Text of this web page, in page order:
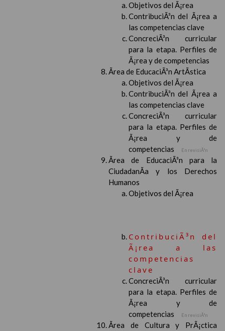
Objetivos del Ã¡rea
ContribuciÃ³n del Ã¡rea a
las competencias clave
ConcreciÃ³n curricular
para la etapa. Perfiles de
Ã¡rea y de competencias
Ãrea de EducaciÃ³n ArtÃ­stica
Objetivos del Ã¡rea
ContribuciÃ³n del Ã¡rea a
las competencias clave
ConcreciÃ³n curricular
para la etapa. Perfiles de
Ã¡rea y de
competencias
En revisiÃ³n
Ãrea de EducaciÃ³n para la
CiudadanÃ­a y los Derechos
Humanos
Objetivos del Ã¡rea
ContribuciÃ³n del
Ã¡rea a las
competencias
clave
ConcreciÃ³n curricular
para la etapa. Perfiles de
Ã¡rea y de
competencias
En revisiÃ³n
Ãrea de Cultura y PrÃ¡ctica